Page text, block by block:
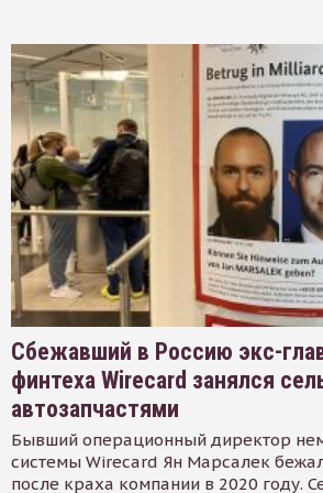
Сбежавший в Россию экс-
финтеха Wirecard занялся
автозапчастями
Бывший операционный директор
системы Wirecard Ян Марсалек
после краха компании в 2020 году.